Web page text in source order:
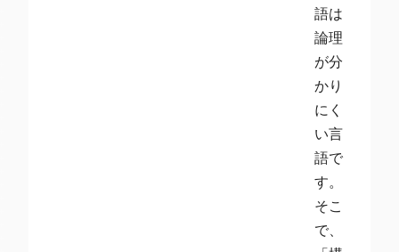
語は
論理
が分
かり
にく
い言
語で
す。
そこ
で、